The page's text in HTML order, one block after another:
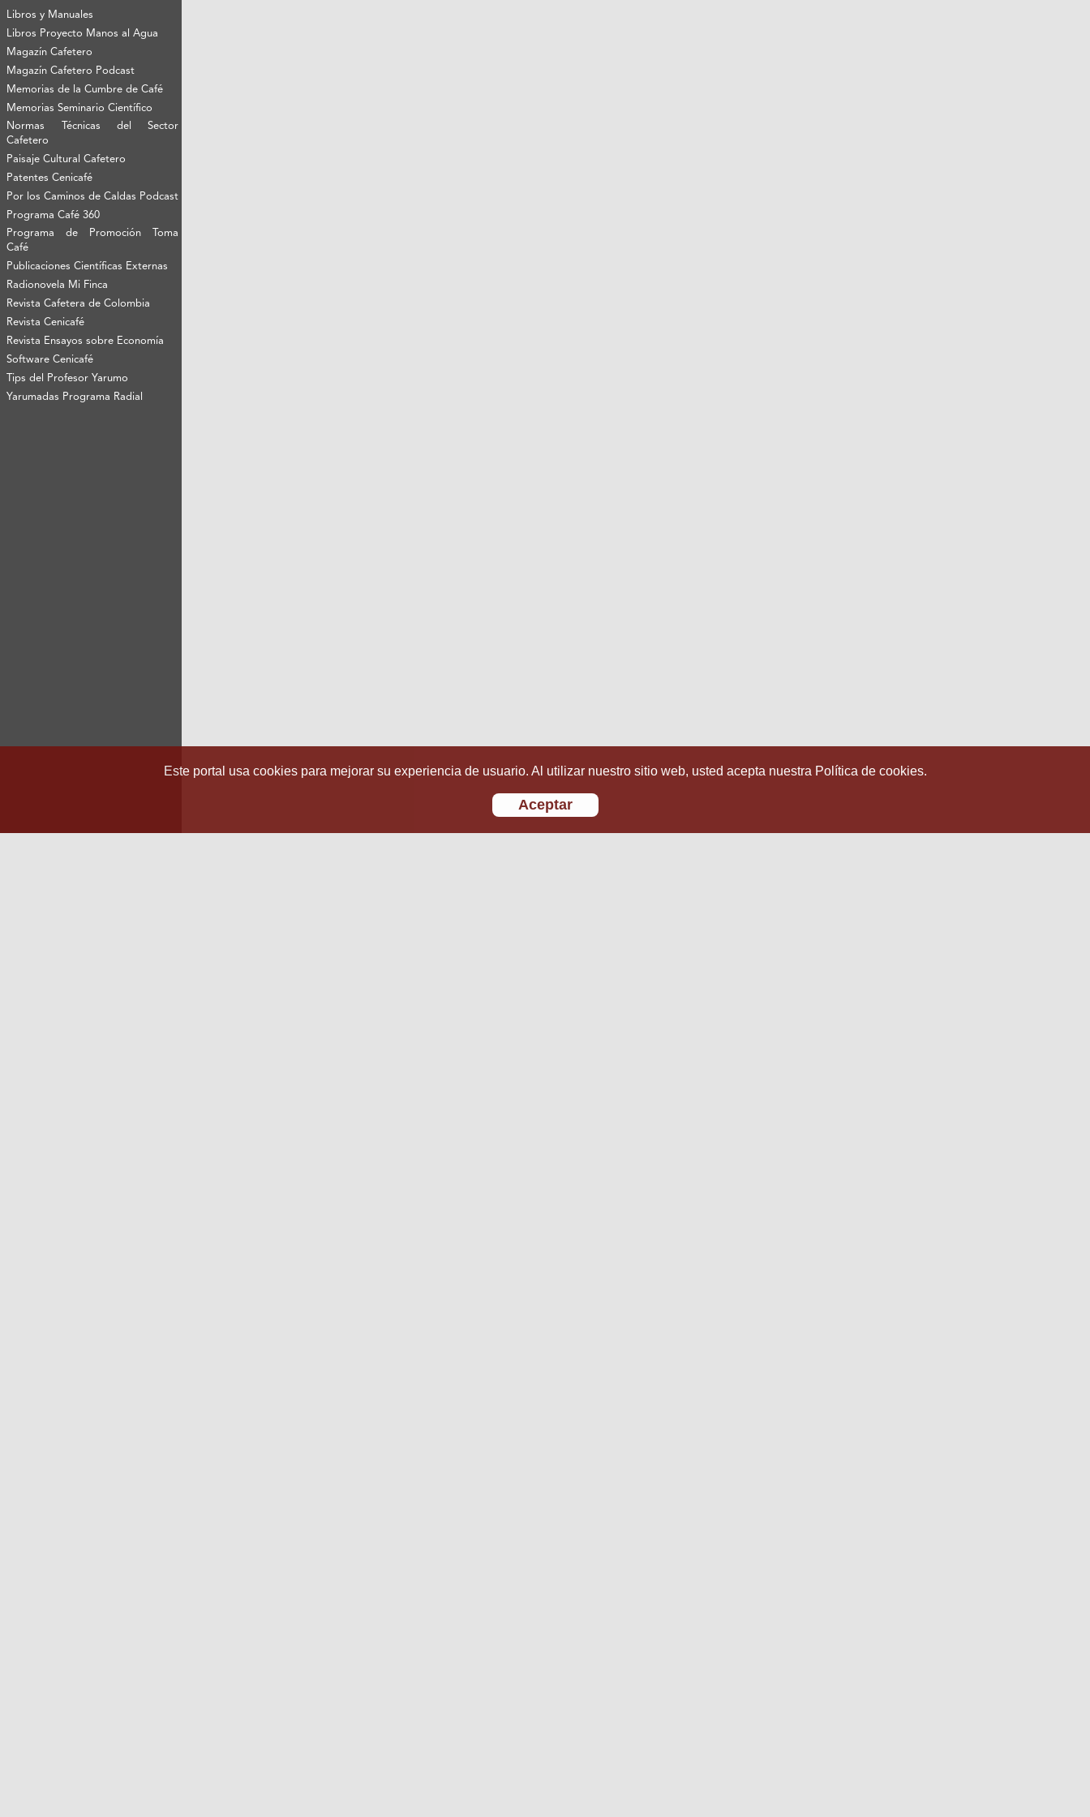
Libros y Manuales
Libros Proyecto Manos al Agua
Magazín Cafetero
Magazín Cafetero Podcast
Memorias de la Cumbre de Café
Memorias Seminario Científico
Normas Técnicas del Sector
Cafetero
Paisaje Cultural Cafetero
Patentes Cenicafé
Por los Caminos de Caldas Podcast
Programa Café 360
Programa de Promoción Toma
Café
Publicaciones Científicas Externas
Radionovela Mi Finca
Revista Cafetera de Colombia
Revista Cenicafé
Revista Ensayos sobre Economía
Software Cenicafé
Tips del Profesor Yarumo
Yarumadas Programa Radial
Este portal usa cookies para mejorar su experiencia de usuario. Al utilizar nuestro sitio web, usted acepta nuestra Política de cookies.
Aceptar